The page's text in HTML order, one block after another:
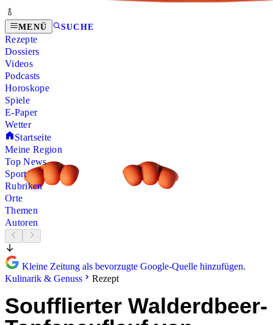
MENÜ SUCHE
Rezepte
Dossiers
Videos
Podcasts
Horoskope
Spiele
E-Paper
Wetter
Startseite
Meine Region
Top News
Sport
Rubriken
Orte
Themen
Autoren
Kleine Zeitung als bevorzugte Google-Quelle hinzufügen.
Kulinarik & Genuss
Rezept
Soufflierter Walderdbeer-